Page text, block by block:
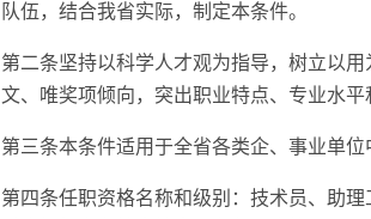
队伍，结合我省实际，制定本条件。
第二条坚持以科学人才观为指导，树立以
文、唯奖项倾向，突出职业特点、专业水平
第三条本条件适用于全省各类企、事业单位
第四条任职资格名称和级别：技术员、助